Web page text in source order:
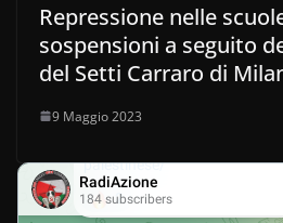
Repressione nelle
sospensioni a seguito
del Setti Carraro di
9 Maggio 2023